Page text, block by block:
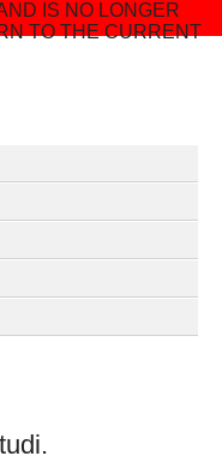
IS NO LONGER
TO THE CURRENT